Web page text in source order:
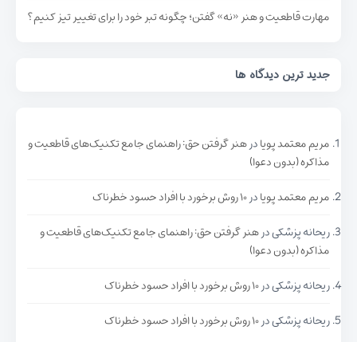
مهارت قاطعیت و هنر «نه» گفتن؛ چگونه تبر خود را برای تغییر تیز کنیم؟
جدید ترین دیدگاه ها
مریم معتمد پویادرهنر گرفتن حق: راهنمای جامع تکنیک‌های قاطعیت و
مذاکره (بدون دعوا)
مریم معتمد پویادر۱۰ روش برخورد با افراد حسود خطرناک
ریحانه پزشکیدرهنر گرفتن حق: راهنمای جامع تکنیک‌های قاطعیت و
مذاکره (بدون دعوا)
ریحانه پزشکیدر۱۰ روش برخورد با افراد حسود خطرناک
ریحانه پزشکیدر۱۰ روش برخورد با افراد حسود خطرناک